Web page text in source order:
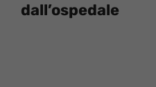
dall’ospedale